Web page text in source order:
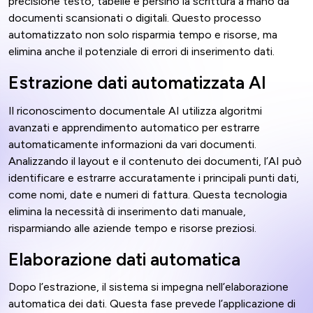
documenti scansionati o digitali. Questo processo
automatizzato non solo risparmia tempo e risorse, ma
elimina anche il potenziale di errori di inserimento dati.
Estrazione dati automatizzata AI
Il riconoscimento documentale AI utilizza algoritmi
avanzati e apprendimento automatico per estrarre
automaticamente informazioni da vari documenti.
Analizzando il layout e il contenuto dei documenti, l’AI può
identificare e estrarre accuratamente i principali punti dati,
come nomi, date e numeri di fattura. Questa tecnologia
elimina la necessità di inserimento dati manuale,
risparmiando alle aziende tempo e risorse preziosi.
Elaborazione dati automatica
Dopo l’estrazione, il sistema si impegna nell’elaborazione
automatica dei dati. Questa fase prevede l’applicazione di